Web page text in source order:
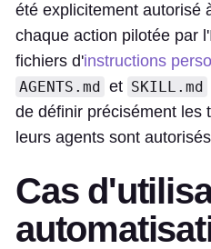
été explicitement autorisé
chaque action pilotée par
fichiers d'instructions
AGENTS.md et SKILL.md
de définir précisément les
leurs agents sont
Cas